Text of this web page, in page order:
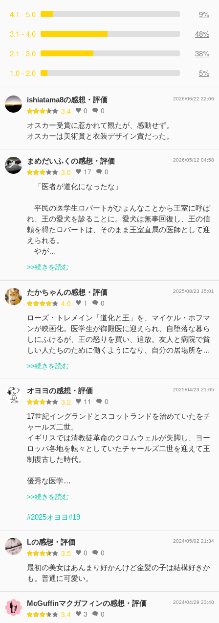
4.1 - 5.0
9%
3.1 - 4.0
48%
2.1 - 3.0
38%
1.0 - 2.0
5%
ishiatama8の感想・評価
3.4 0 0
2026/06/22 22:06
オスカー受賞に惹かれて観たが、感動せず。
オスカーは美術賞と衣装デザイン賞だった。
まめだいふくの感想・評価
3.0 17 0
2026/05/12 04:58
「医者が道化になったな」
平民の医学生ロバートがひょんなことから王室に呼ば
れ、王の愛犬を診ることに。愛犬は無事回復し、王の信
頼を得たロバートは、そのまま王室直属の医師として迎
えられる。
やが…
>>続きを読む
たかちゃんの感想・評価
4.0 1 0
2025/08/23 15:01
ローズ・トレメイン「道化と王」を、マイケル・ホフマ
ンが映画化。医学生が御殿医に迎えられ、自堕落な暮ら
しにふけるが、王の怒りを買い、追放。友人と病院で貧
しい人たちのために働くようになり、自分の居場所を…
>>続きを読む
オヨヨの感想・評価
3.2 11 0
2025/04/23 21:05
17世紀イングランドとスコットランドを治めていたをチ
ャールズ二世。
イギリスでは清教徒革命のクロムウェルが失脚し、ヨー
ロッパ各地を転々としていたチャールズ二世を迎えて王
制復古した時代。
優秀な医学…
>>続きを読む
#2025オヨヨ#19
Lの感想・評価
3.5 0 0
2024/05/02 21:34
最初の美女はあんまり好かんけど金髪の子は結構好きか
も。普通に可愛い。
McGuffinマクガフィンの感想・評価
3.4 3 0
2024/04/29 23:40